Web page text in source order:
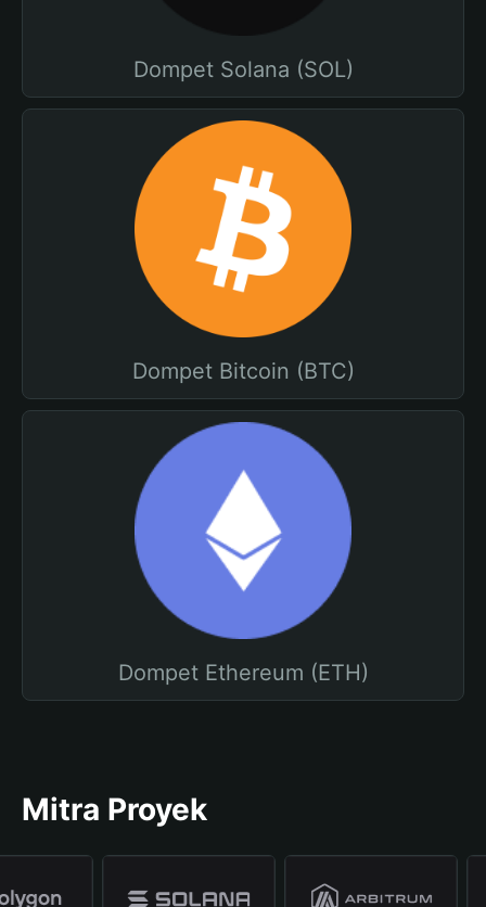
Dompet Solana (SOL)
Dompet Bitcoin (BTC)
Dompet Ethereum (ETH)
Mitra Proyek